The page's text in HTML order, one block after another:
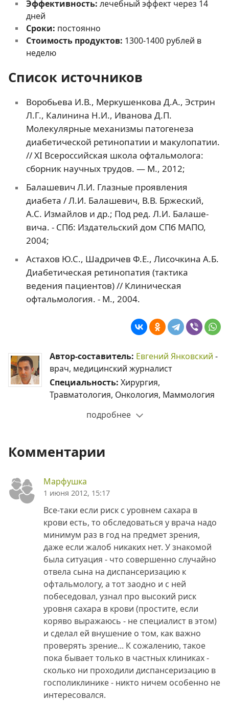
Эффективность: лечебный эффект через 14
дней
Сроки: постоянно
Стоимость продуктов: 1300-1400 рублей в
неделю
Список источников
Воробьева И.В., Меркушенкова Д.А., Эстрин
Л.Г., Калинина Н.И., Иванова Д.П.
Молекулярные механизмы патогенеза
диабетической ретинопатии и макулопатии.
// XI Всероссийская школа офтальмолога:
сборник научных трудов. — М., 2012;
Балашевич Л.И. Глазные проявления
диабета / Л.И. Балашевич, В.В. Бржеский,
А.С. Измайлов и др.; Под ред. Л.И. Балаше-
вича. - СПб: Издательский дом СПб МАПО,
2004;
Астахов Ю.С., Шадричев Ф.Е., Лисочкина А.Б.
Диабетическая ретинопатия (тактика
ведения пациентов) // Клиническая
офтальмология. - М., 2004.
Автор-составитель: Евгений Янковский -
врач, медицинский журналист
Специальность: Хирургия,
Травматология, Онкология, Маммология
подробнее
Комментарии
Марфушка
1 июня 2012, 15:17
Все-таки если риск с уровнем сахара в
крови есть, то обследоваться у врача надо
минимум раз в год на предмет зрения,
даже если жалоб никаких нет. У знакомой
была ситуация - что совершенно случайно
отвела сына на диспансеризацию к
офтальмологу, а тот заодно и с ней
побеседовал, узнал про высокий риск
уровня сахара в крови (простите, если
коряво выражаюсь - не специалист в этом)
и сделал ей внушение о том, как важно
проверять зрение... К сожалению, такое
пока бывает только в частных клиниках -
сколько ни проходили диспансеризацию в
госполиклинике - никто ничем особенно не
интересовался.